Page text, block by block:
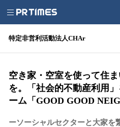
特定非営利活動法人CHAr
空き家・空室を使って住
を。「社会的不動産利用
ーム「GOOD GOOD
ーソーシャルセクターと大家を